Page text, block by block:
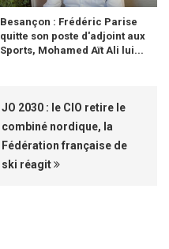
Besançon : Frédéric Parise
quitte son poste d'adjoint aux
Sports, Mohamed Aït Ali lui...
JO 2030 : le CIO retire le
combiné nordique, la
Fédération française de
ski réagit